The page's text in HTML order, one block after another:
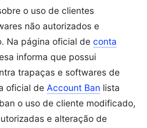
o uso de clientes
não autorizados e
Na página oficial de conta
informa que possui
trapaças e softwares de
oficial de Account Ban lista
o uso de cliente modificado,
e alteração de